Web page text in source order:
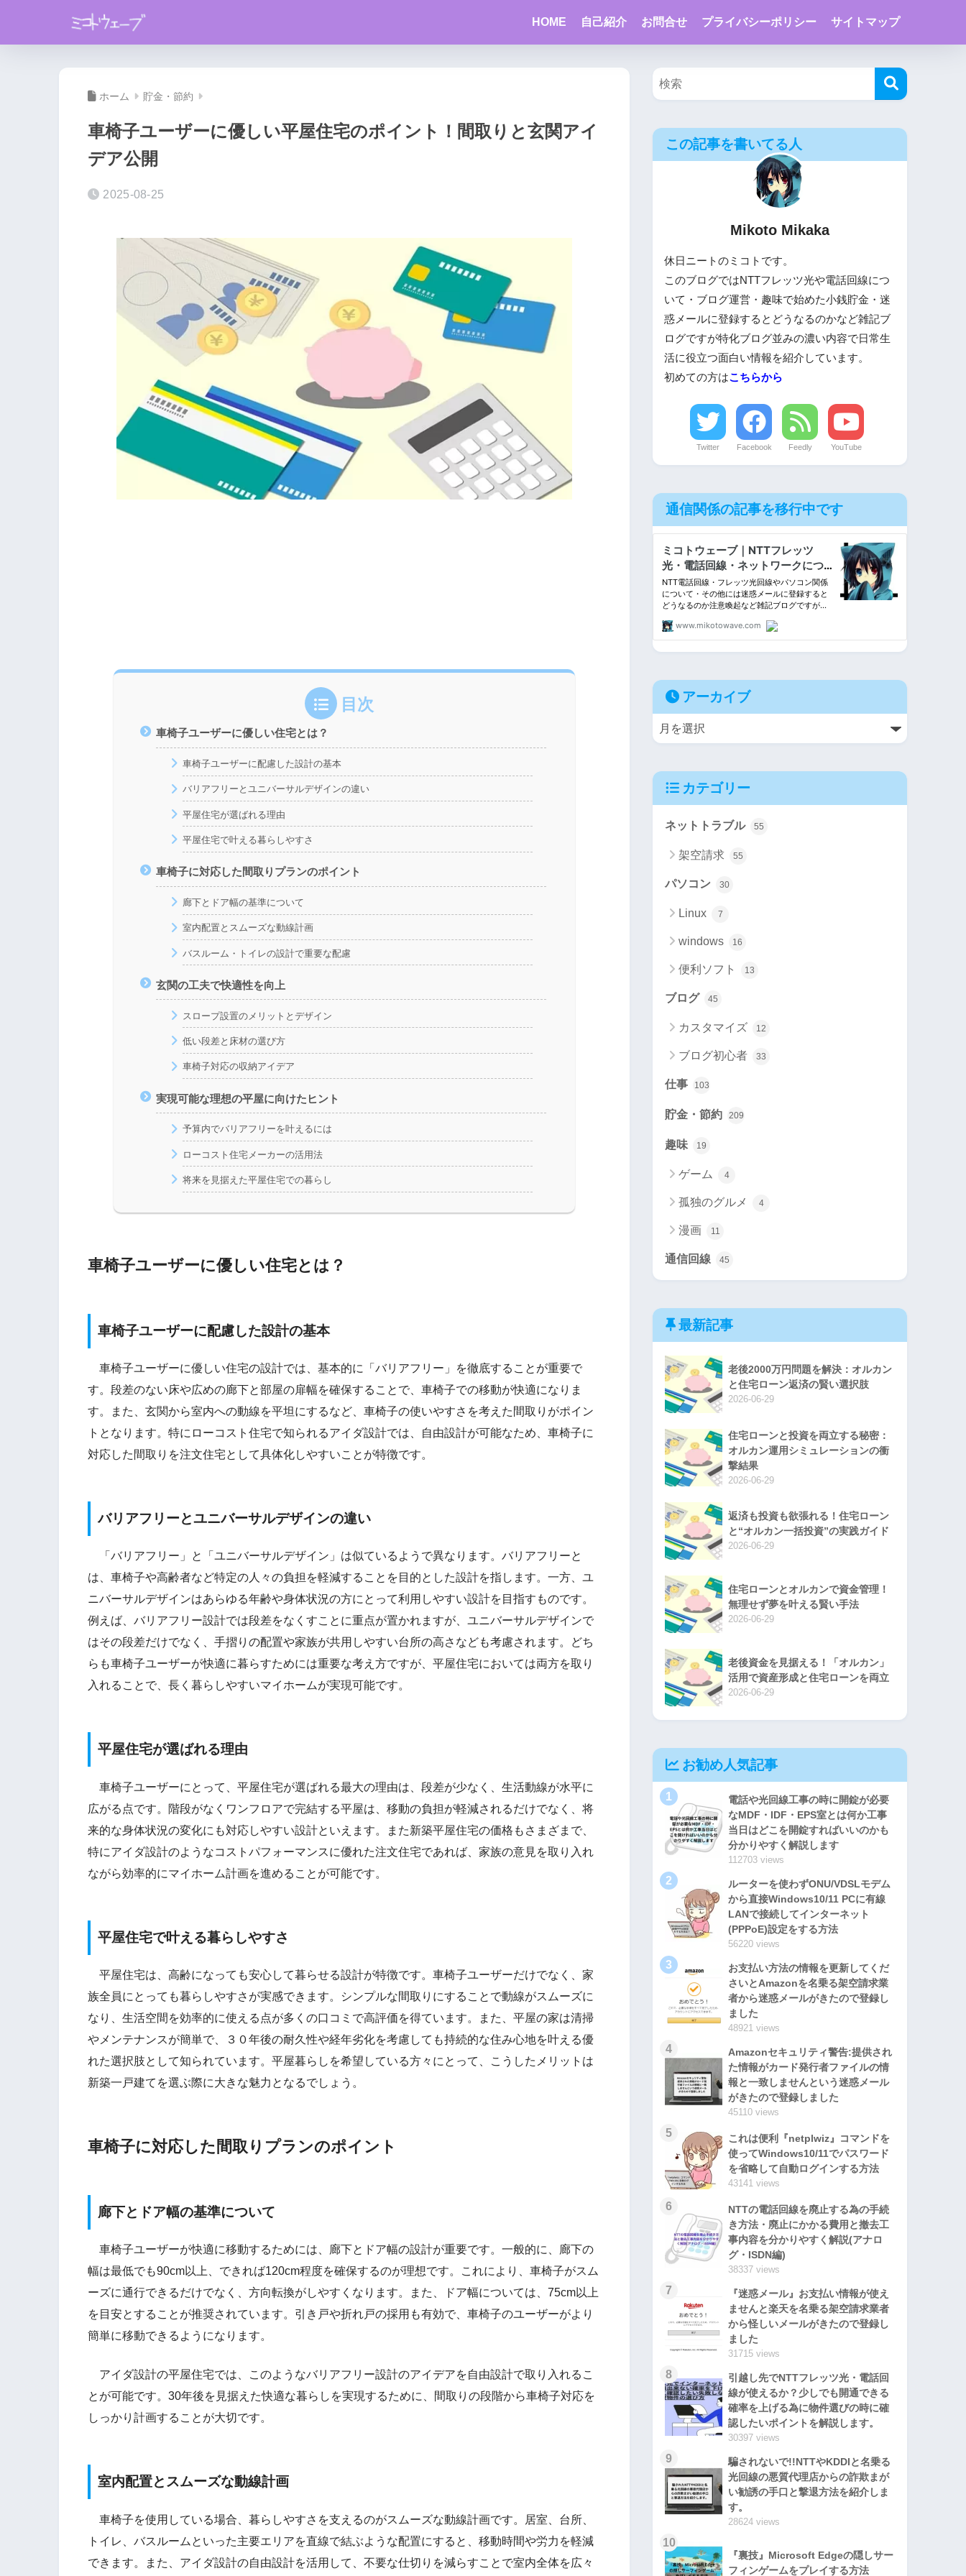
HOME 自己紹介 お問合せ プライバシーポリシー サイトマップ
ホーム 貯金・節約
車椅子ユーザーに優しい平屋住宅のポイント！間取りと玄関アイ
デア公開
2025-08-25
目次
車椅子ユーザーに優しい住宅とは？
車椅子ユーザーに配慮した設計の基本
バリアフリーとユニバーサルデザインの違い
平屋住宅が選ばれる理由
平屋住宅で叶える暮らしやすさ
車椅子に対応した間取りプランのポイント
廊下とドア幅の基準について
室内配置とスムーズな動線計画
バスルーム・トイレの設計で重要な配慮
玄関の工夫で快適性を向上
スロープ設置のメリットとデザイン
低い段差と床材の選び方
車椅子対応の収納アイデア
実現可能な理想の平屋に向けたヒント
予算内でバリアフリーを叶えるには
ローコスト住宅メーカーの活用法
将来を見据えた平屋住宅での暮らし
車椅子ユーザーに優しい住宅とは？
車椅子ユーザーに配慮した設計の基本
車椅子ユーザーに優しい住宅の設計では、基本的に「バリアフリー」を徹底することが重要で
す。段差のない床や広めの廊下と部屋の扉幅を確保することで、車椅子での移動が快適になりま
す。また、玄関から室内への動線を平坦にするなど、車椅子の使いやすさを考えた間取りがポイン
トとなります。特にローコスト住宅で知られるアイダ設計では、自由設計が可能なため、車椅子に
対応した間取りを注文住宅として具体化しやすいことが特徴です。
バリアフリーとユニバーサルデザインの違い
「バリアフリー」と「ユニバーサルデザイン」は似ているようで異なります。バリアフリーと
は、車椅子や高齢者など特定の人々の負担を軽減することを目的とした設計を指します。一方、ユ
ニバーサルデザインはあらゆる年齢や身体状況の方にとって利用しやすい設計を目指すものです。
例えば、バリアフリー設計では段差をなくすことに重点が置かれますが、ユニバーサルデザインで
はその段差だけでなく、手摺りの配置や家族が共用しやすい台所の高さなども考慮されます。どち
らも車椅子ユーザーが快適に暮らすためには重要な考え方ですが、平屋住宅においては両方を取り
入れることで、長く暮らしやすいマイホームが実現可能です。
平屋住宅が選ばれる理由
車椅子ユーザーにとって、平屋住宅が選ばれる最大の理由は、段差が少なく、生活動線が水平に
広がる点です。階段がなくワンフロアで完結する平屋は、移動の負担が軽減されるだけでなく、将
来的な身体状況の変化にも対応しやすい設計といえます。また新築平屋住宅の価格もさまざまで、
特にアイダ設計のようなコストパフォーマンスに優れた注文住宅であれば、家族の意見を取り入れ
ながら効率的にマイホーム計画を進めることが可能です。
平屋住宅で叶える暮らしやすさ
平屋住宅は、高齢になっても安心して暮らせる設計が特徴です。車椅子ユーザーだけでなく、家
族全員にとっても暮らしやすさが実感できます。シンプルな間取りにすることで動線がスムーズに
なり、生活空間を効率的に使える点が多くの口コミで高評価を得ています。また、平屋の家は清掃
やメンテナンスが簡単で、３０年後の耐久性や経年劣化を考慮しても持続的な住み心地を叶える優
れた選択肢として知られています。平屋暮らしを希望している方々にとって、こうしたメリットは
新築一戸建てを選ぶ際に大きな魅力となるでしょう。
車椅子に対応した間取りプランのポイント
廊下とドア幅の基準について
車椅子ユーザーが快適に移動するためには、廊下とドア幅の設計が重要です。一般的に、廊下の
幅は最低でも90cm以上、できれば120cm程度を確保するのが理想です。これにより、車椅子がスム
ーズに通行できるだけでなく、方向転換がしやすくなります。また、ドア幅については、75cm以上
を目安とすることが推奨されています。引き戸や折れ戸の採用も有効で、車椅子のユーザーがより
簡単に移動できるようになります。
アイダ設計の平屋住宅では、このようなバリアフリー設計のアイデアを自由設計で取り入れるこ
とが可能です。30年後を見据えた快適な暮らしを実現するために、間取りの段階から車椅子対応を
しっかり計画することが大切です。
室内配置とスムーズな動線計画
車椅子を使用している場合、暮らしやすさを支えるのがスムーズな動線計画です。居室、台所、
トイレ、バスルームといった主要エリアを直線で結ぶような配置にすると、移動時間や労力を軽減
できます。また、アイダ設計の自由設計を活用して、不要な仕切りを減らすことで室内全体を広々
この記事を書いてる人
Mikoto Mikaka
休日ニートのミコトです。
このブログではNTTフレッツ光や電話回線につ
いて・ブログ運営・趣味で始めた小銭貯金・迷
惑メールに登録するとどうなるのかなど雑記ブ
ログですが特化ブログ並みの濃い内容で日常生
活に役立つ面白い情報を紹介しています。
初めての方はこちらから
Twitter Facebook Feedly YouTube
通信関係の記事を移行中です
アーカイブ
カテゴリー
ネットトラブル 55
架空請求 55
パソコン 30
Linux 7
windows 16
便利ソフト 13
ブログ 45
カスタマイズ 12
ブログ初心者 33
仕事 103
貯金・節約 209
趣味 19
ゲーム 4
孤独のグルメ 4
漫画 11
通信回線 45
最新記事
老後2000万円問題を解決：オルカン
と住宅ローン返済の賢い選択肢
2026-06-29
住宅ローンと投資を両立する秘密：
オルカン運用シミュレーションの衝
撃結果
2026-06-29
返済も投資も欲張れる！住宅ローン
と“オルカン一括投資”の実践ガイド
2026-06-29
住宅ローンとオルカンで資金管理！
無理せず夢を叶える賢い手法
2026-06-29
老後資金を見据える！「オルカン」
活用で資産形成と住宅ローンを両立
2026-06-29
お勧め人気記事
1
電話や光回線工事の時に開錠が必要
なMDF・IDF・EPS室とは何か工事
当日はどこを開錠すればいいのかも
分かりやすく解説します
112703 views
2
ルーターを使わずONU/VDSLモデム
から直接Windows10/11 PCに有線
LANで接続してインターネット
(PPPoE)設定をする方法
56220 views
3
お支払い方法の情報を更新してくだ
さいとAmazonを名乗る架空請求業
者から迷惑メールがきたので登録し
ました
48921 views
4
Amazonセキュリティ警告:提供され
た情報がカード発行者ファイルの情
報と一致しませんという迷惑メール
がきたので登録しました
45110 views
5
これは便利『netplwiz』コマンドを
使ってWindows10/11でパスワード
を省略して自動ログインする方法
43141 views
6
NTTの電話回線を廃止する為の手続
き方法・廃止にかかる費用と撤去工
事内容を分かりやすく解説(アナロ
グ・ISDN編)
38337 views
7
『迷惑メール』お支払い情報が使え
ませんと楽天を名乗る架空請求業者
から怪しいメールがきたので登録し
ました
31715 views
8
引越し先でNTTフレッツ光・電話回
線が使えるか？少しでも開通できる
確率を上げる為に物件選びの時に確
認したいポイントを解説します。
30397 views
9
騙されないで!!NTTやKDDIと名乗る
光回線の悪質代理店からの詐欺まが
い勧誘の手口と撃退方法を紹介しま
す。
28624 views
10
『裏技』Microsoft Edgeの隠しサー
フィンゲームをプレイする方法